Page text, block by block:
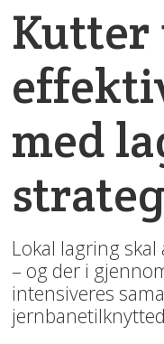
Kutter
med
Lokal lagring
– og der i
intensiveres